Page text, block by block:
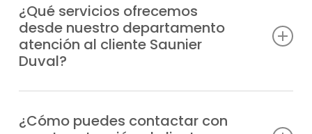
¿Qué servicios ofrecemos
desde nuestro departamento
atención al cliente Saunier
Duval?
solicitudes de reparación, información
¿Cómo puedes contactar con